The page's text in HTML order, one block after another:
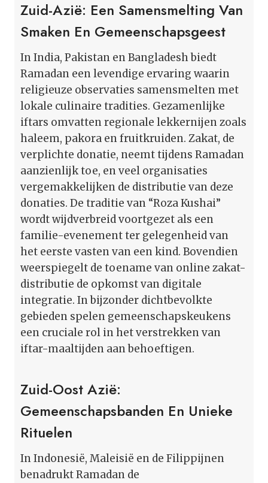
Zuid-Azië: Een Samensmelting Van
Smaken En Gemeenschapsgeest
In India, Pakistan en Bangladesh biedt
Ramadan een levendige ervaring waarin
religieuze observaties samensmelten met
lokale culinaire tradities. Gezamenlijke
iftars omvatten regionale lekkernijen zoals
haleem, pakora en fruitkruiden. Zakat, de
verplichte donatie, neemt tijdens Ramadan
aanzienlijk toe, en veel organisaties
vergemakkelijken de distributie van deze
donaties. De traditie van “Roza Kushai”
wordt wijdverbreid voortgezet als een
familie-evenement ter gelegenheid van
het eerste vasten van een kind. Bovendien
weerspiegelt de toename van online zakat-
distributie de opkomst van digitale
integratie. In bijzonder dichtbevolkte
gebieden spelen gemeenschapskeukens
een cruciale rol in het verstrekken van
iftar-maaltijden aan behoeftigen.
Zuid-Oost Azië:
Gemeenschapsbanden En Unieke
Rituelen
In Indonesië, Maleisië en de Filippijnen
benadrukt Ramadan de